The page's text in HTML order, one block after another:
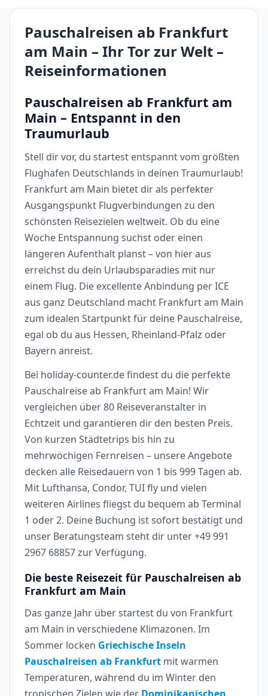
Pauschalreisen ab Frankfurt
am Main – Ihr Tor zur Welt –
Reiseinformationen
Pauschalreisen ab Frankfurt am
Main – Entspannt in den
Traumurlaub
Stell dir vor, du startest entspannt vom größten
Flughafen Deutschlands in deinen Traumurlaub!
Frankfurt am Main bietet dir als perfekter
Ausgangspunkt Flugverbindungen zu den
schönsten Reisezielen weltweit. Ob du eine
Woche Entspannung suchst oder einen
längeren Aufenthalt planst – von hier aus
erreichst du dein Urlaubsparadies mit nur
einem Flug. Die excellente Anbindung per ICE
aus ganz Deutschland macht Frankfurt am Main
zum idealen Startpunkt für deine Pauschalreise,
egal ob du aus Hessen, Rheinland-Pfalz oder
Bayern anreist.
Bei holiday-counter.de findest du die perfekte
Pauschalreise ab Frankfurt am Main! Wir
vergleichen über 80 Reiseveranstalter in
Echtzeit und garantieren dir den besten Preis.
Von kurzen Städtetrips bis hin zu
mehrwöchigen Fernreisen – unsere Angebote
decken alle Reisedauern von 1 bis 999 Tagen ab.
Mit Lufthansa, Condor, TUI fly und vielen
weiteren Airlines fliegst du bequem ab Terminal
1 oder 2. Deine Buchung ist sofort bestätigt und
unser Beratungsteam steht dir unter +49 991
2967 68857 zur Verfügung.
Die beste Reisezeit für Pauschalreisen ab
Frankfurt am Main
Das ganze Jahr über startest du von Frankfurt
am Main in verschiedene Klimazonen. Im
Sommer locken Griechische Inseln
Pauschalreisen ab Frankfurt mit warmen
Temperaturen, während du im Winter den